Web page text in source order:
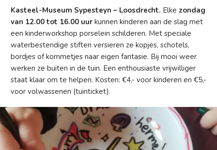
Kasteel-Museum Sypesteyn – Loosdrecht. Elke zondag
van 12.00 tot 16.00 uur kunnen kinderen aan de slag met
een kinderworkshop porselein schilderen. Met speciale
waterbestendige stiften versieren ze kopjes, schotels,
bordjes of kommetjes naar eigen fantasie. Bij mooi weer
werken ze buiten in de tuin. Een enthousiaste vrijwilliger
staat klaar om te helpen. Kosten: €4,- voor kinderen en €5,-
voor volwassenen (tuinticket).